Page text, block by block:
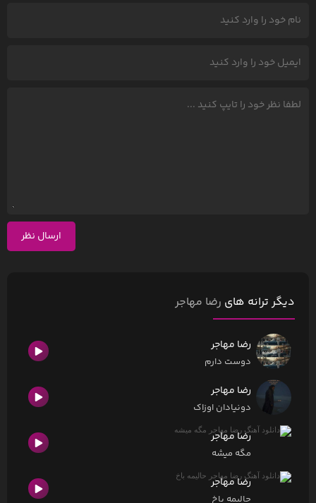
ارسال نظر
دیگر ترانه های رضا مهاجر
رضا مهاجر
دوست دارم
رضا مهاجر
دونیادان ‌اوزاک
رضا مهاجر
مگه میشه
رضا مهاجر
حالیمه باخ